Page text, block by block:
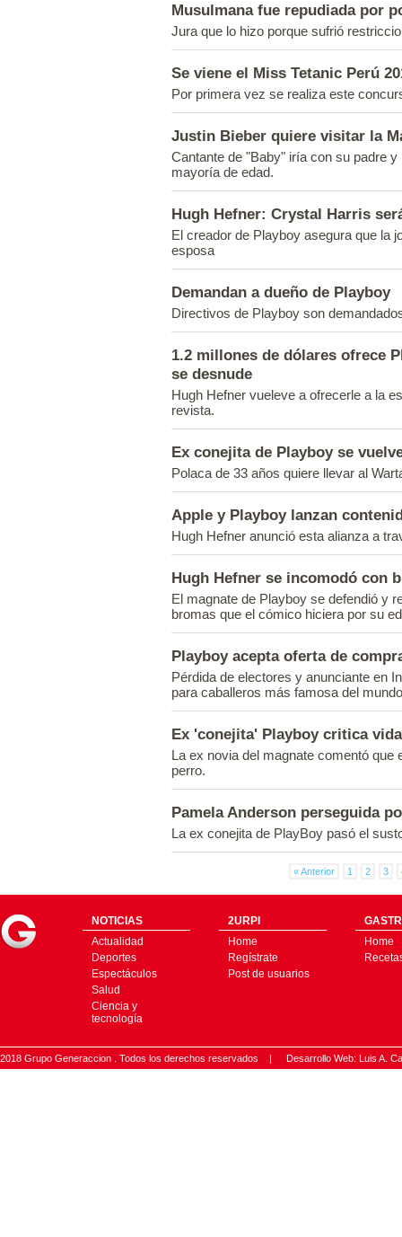
Musulmana fue repudiada por
Jura que lo hizo porque sufrió
Se viene el Miss Tetanic Perú
Por primera vez se realiza este
Justin Bieber quiere visitar la
Cantante de "Baby" iría con su padre
mayoría de edad.
Hugh Hefner: Crystal Harris
El creador de Playboy asegura que la
esposa
Demandan a dueño de Playboy
Directivos de Playboy son
1.2 millones de dólares ofrece
se desnude
Hugh Hefner vueleve a ofrecerle a la
revista.
Ex conejita de Playboy se
Polaca de 33 años quiere llevar al
Apple y Playboy lanzan
Hugh Hefner anunció esta alianza a
Hugh Hefner se incomodó con
El magnate de Playboy se defendió y
bromas que el cómico hiciera por su
Playboy acepta oferta de
Pérdida de electores y anunciante en
para caballeros más famosa del
Ex 'conejita' Playboy critica
La ex novia del magnate comentó que
perro.
Pamela Anderson perseguida
La ex conejita de PlayBoy pasó el
« Anterior 1 2 3
NOTICIAS
Actualidad
Deportes
Espectáculos
Salud
Ciencia y
tecnología
2URPI
Home
Regístrate
Post de usuarios
Home
2018 Grupo Generaccion . Todos los derechos reservados | Desarrollo Web: Luis